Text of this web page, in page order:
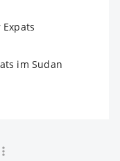
im Sudan